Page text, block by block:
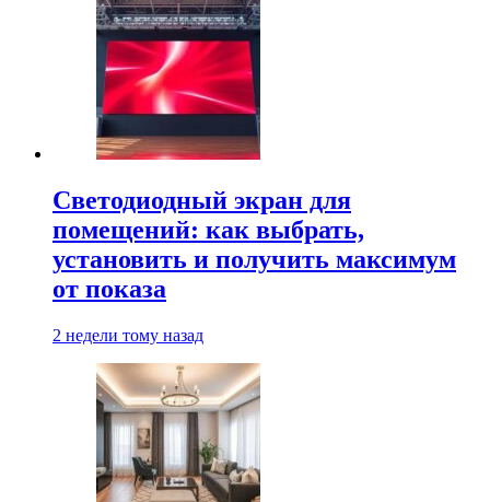
Светодиодный экран для
помещений: как выбрать,
установить и получить максимум
от показа
2 недели тому назад